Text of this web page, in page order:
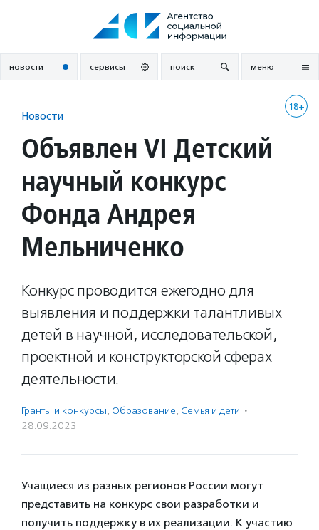
новости сервисы поиск меню
18+
Новости
Объявлен VI Детский
научный конкурс
Фонда Андрея
Мельниченко
Конкурс проводится ежегодно для
выявления и поддержки талантливых
детей в научной, исследовательской,
проектной и конструкторской сферах
деятельности.
Гранты и конкурсы, Образование, Семья и дети ·
28.09.2023
Учащиеся из разных регионов России могут
представить на конкурс свои разработки и
получить поддержку в их реализации. К участию